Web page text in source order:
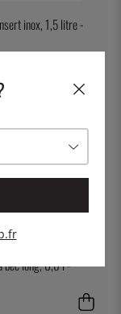
inox, 1,5 litre -
bec long, 0,6 l -